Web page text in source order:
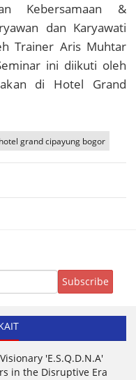
Kebersamaan &
dan Karyawati
Trainer Aris Muhtar
ini diikuti oleh
di Hotel Grand
hotel grand cipayung bogor
'E.S.Q.D.N.A'
in the Disruptive Era